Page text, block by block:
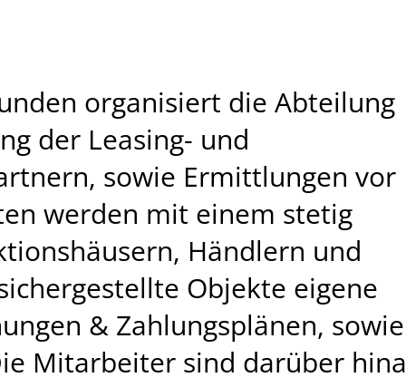
organisiert die Abteilung
der Leasing- und
sowie Ermittlungen vor
werden mit einem stetig
Händlern und
Objekte eigene
& Zahlungsplänen, sowie
Mitarbeiter sind darüber